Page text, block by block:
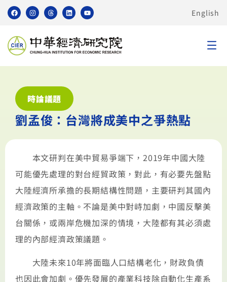
English
時論議題
劉孟俊：台灣將成美中之爭熱點
本文研判在美中貿易爭端下，2019年中國大陸
可能優先處理的對台經貿政策，對此，有必要先盤點
大陸經濟所承擔的長期結構性問題，主要研判其國內
經濟政策的主軸。不論是美中對峙加劇，中國反擊美
台關係，或兩岸危機加深的情境，大陸都有其必須處
理的內部經濟政策議題。
大陸未來10年將面臨人口結構老化，財政負債
也因此會加劇。優先發展的產業科技除自動化生產系